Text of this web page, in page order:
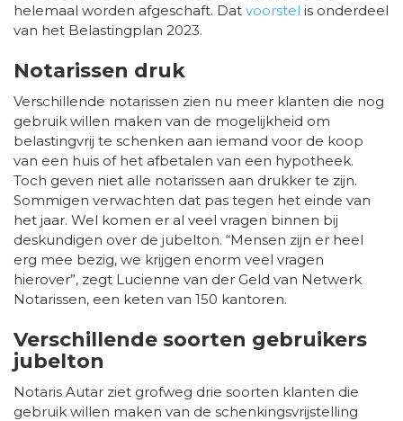
helemaal worden afgeschaft. Dat voorstel is onderdeel
van het Belastingplan 2023.
Notarissen druk
Verschillende notarissen zien nu meer klanten die nog
gebruik willen maken van de mogelijkheid om
belastingvrij te schenken aan iemand voor de koop
van een huis of het afbetalen van een hypotheek.
Toch geven niet alle notarissen aan drukker te zijn.
Sommigen verwachten dat pas tegen het einde van
het jaar. Wel komen er al veel vragen binnen bij
deskundigen over de jubelton. “Mensen zijn er heel
erg mee bezig, we krijgen enorm veel vragen
hierover”, zegt Lucienne van der Geld van Netwerk
Notarissen, een keten van 150 kantoren.
Verschillende soorten gebruikers
jubelton
Notaris Autar ziet grofweg drie soorten klanten die
gebruik willen maken van de schenkingsvrijstelling